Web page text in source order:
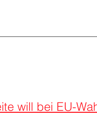
will bei EU-